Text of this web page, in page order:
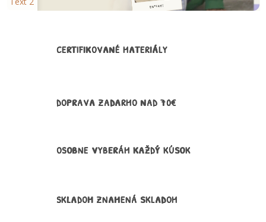
CERTIFIKOVANÉ MATERIÁLY
DOPRAVA ZADARMO NAD 70€
OSOBNE VYBERÁM KAŽDÝ KÚSOK
SKLADOM ZNAMENÁ SKLADOM